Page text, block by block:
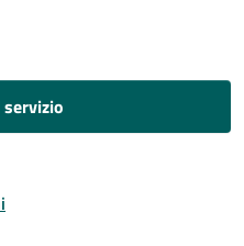
servizio